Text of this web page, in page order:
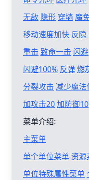
无敌 隐形 穿墙 魔
移动速度加快 反隐
重击 致命一击 闪避
闪避100% 反弹燃
分裂攻击 减少魔法
加攻击20加防御10
菜单介绍:
主菜单
单个单位菜单 资源
单位特殊属性菜单